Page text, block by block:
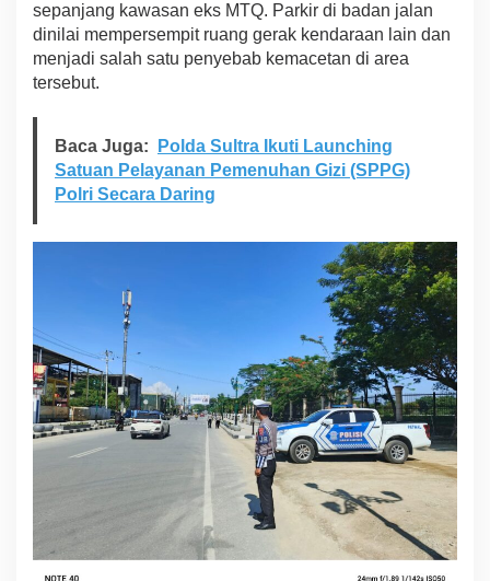
sepanjang kawasan eks MTQ. Parkir di badan jalan
dinilai mempersempit ruang gerak kendaraan lain dan
menjadi salah satu penyebab kemacetan di area
tersebut.
Baca Juga:
Polda Sultra Ikuti Launching
Satuan Pelayanan Pemenuhan Gizi (SPPG)
Polri Secara Daring